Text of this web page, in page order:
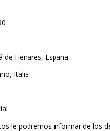
de Henares, España
Italia
le podremos informar de los